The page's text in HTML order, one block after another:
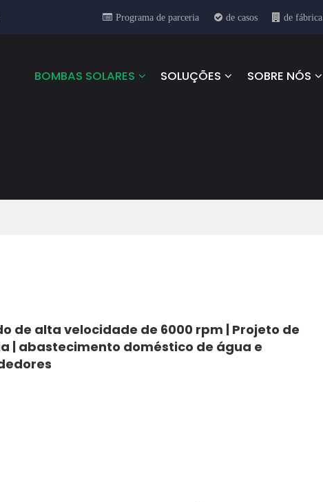
Programa de parceria de casos de fábrica
BOMBAS SOLARES SOLUÇÕES SOBRE NÓS
de alta velocidade de 6000 rpm | Projeto de
| abastecimento doméstico de água e